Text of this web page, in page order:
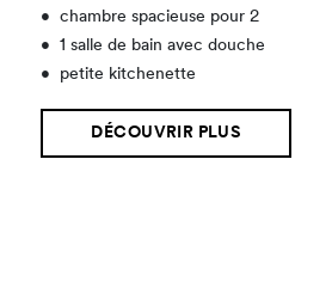
•
chambre spacieuse pour 2
•
1 salle de bain avec douche
•
petite kitchenette
DÉCOUVRIR PLUS